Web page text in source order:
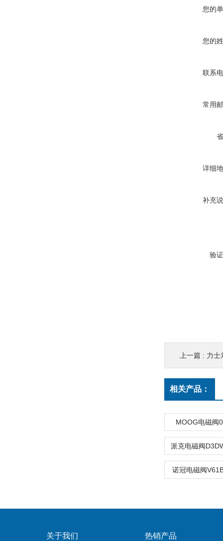
您的
您的
联系
常用
详细
补充
验
上一篇 : 力士乐
相关产品：
MOOG电磁阀
诺冠电磁阀
关于我们 热销产品